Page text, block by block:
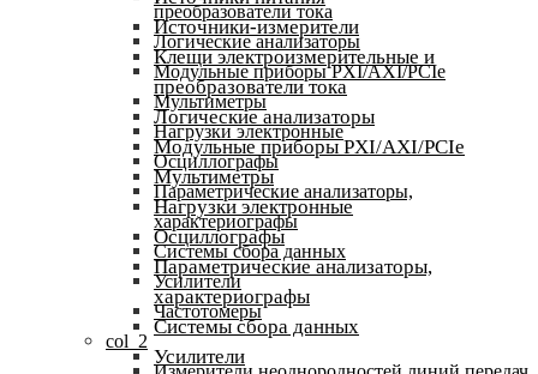
преобразователи тока
Логические анализаторы
Модульные приборы PXI/AXI/PCIe
Мультиметры
Нагрузки электронные
Осциллографы
Параметрические анализаторы,
характериографы
Системы сбора данных
Усилители
Частотомеры
col_2
Источники-измерители
Клещи электроизмерительные и
преобразователи тока
Логические анализаторы
Модульные приборы PXI/AXI/PCIe
Мультиметры
Нагрузки электронные
Осциллографы
Параметрические анализаторы,
характериографы
Системы сбора данных
Усилители